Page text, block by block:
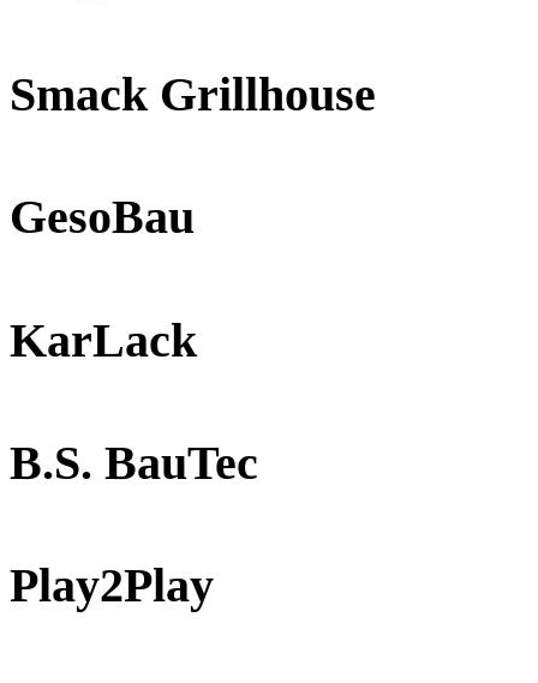
Smack Grillhouse
GesoBau
KarLack
B.S. BauTec
Play2Play